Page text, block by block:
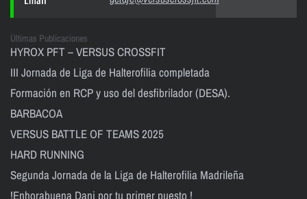
Últimas Publicaciones
HYROX PFT – VERSUS CROSSFIT
III Jornada de Liga de Halterofilia completada
Formación en RCP y uso del desfibrilador (DESA).
BARBACOA
VERSUS BATTLE OF TEAMS 2025
HARD RUNNING
Segunda Jornada de la Liga de Halterofilia Madrileña
!Enhorabuena Dani por tu primer puesto !